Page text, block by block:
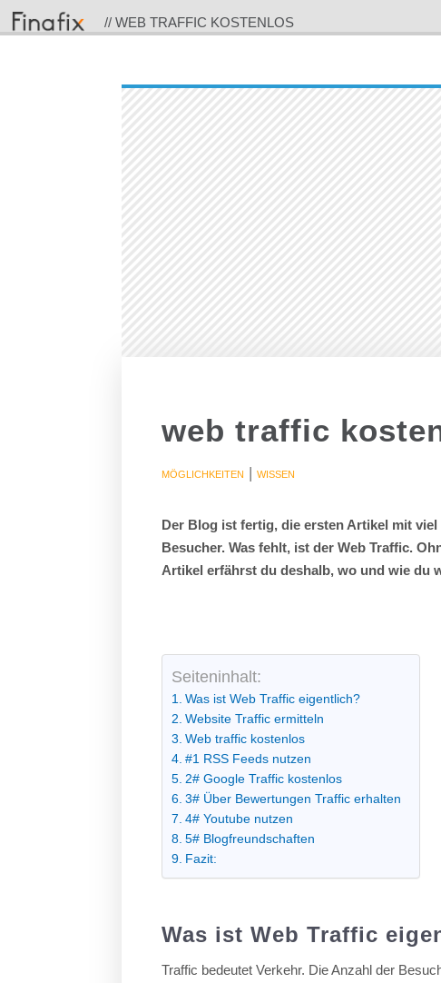
// WEB TRAFFIC KOSTENLOS
web traffic
MÖGLICHKEITEN |WISSEN
Der Blog ist fertig, die ersten Artikel mit
Besucher. Was fehlt, ist der Web Traffic.
Artikel erfährst du deshalb, wo und wie du
Seiteninhalt:
Was ist Web Traffic eigentlich?
Website Traffic ermitteln
Web traffic kostenlos
#1 RSS Feeds nutzen
2# Google Traffic kostenlos
3# Über Bewertungen Traffic erhalten
4# Youtube nutzen
5# Blogfreundschaften
Fazit:
Was ist Web Traffic
Traffic bedeutet Verkehr. Die Anzahl der